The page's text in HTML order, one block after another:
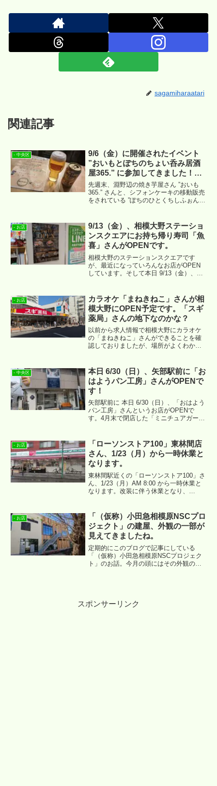
sagamiharaatari
関連記事
- 中央区
9/6（金）に開催されたイベント
”おいもとぽちのちょい呑み居酒
屋365.” に参加してきました！楽
しかった～！
先週末、淵野辺の焼き芋屋さん ”おいも
365.” さんと、シフォンケーキの移動販売
をされている ”ぽちのひとくちしふぉん”
- お店
9/13（金）、相模大野ステーショ
ンスクエアにお持ち帰り寿司「魚
喜」さんがOPENです。
相模大野のステーションスクエアです
が、最近になっていろんなお店がOPEN
しています。そして本日 9/13（金）、3
す。
- お店
カラオケ「まねきねこ」さんが相
模大野にOPEN予定です。「スギ
薬局」さんの地下なのかな？
以前から求人情報で相模大野にカラオケ
の「まねきねこ」さんができることを確
認しておりましたが、場所がよくわかっ
前店さんの地下になるようでした。
- 中央区
本日 6/30（日）、矢部駅前に「お
はようパン工房」さんがOPENで
す！
矢部駅前に 本日 6/30（日）、「おはよう
パン工房」さんというお店がOPENで
す。4月末で閉店した「ミニチュアガーデ
- お店
「ローソンストア100」東林間店
さん、1/23（月）から一時休業と
なります。
東林間駅近くの「ローソンストア100」さ
ん、1/23（月）AM 8:00 から一時休業と
なります。改装に伴う休業となり、
- お店
「（仮称）小田急相模原NSCプロ
ジェクト」の建屋、外観の一部が
見えてきましたね。
定期的にこのブログで記事にしている
「（仮称）小田急相模原NSCプロジェク
ト」のお話。今月の頭にはその外観の一
スポンサーリンク